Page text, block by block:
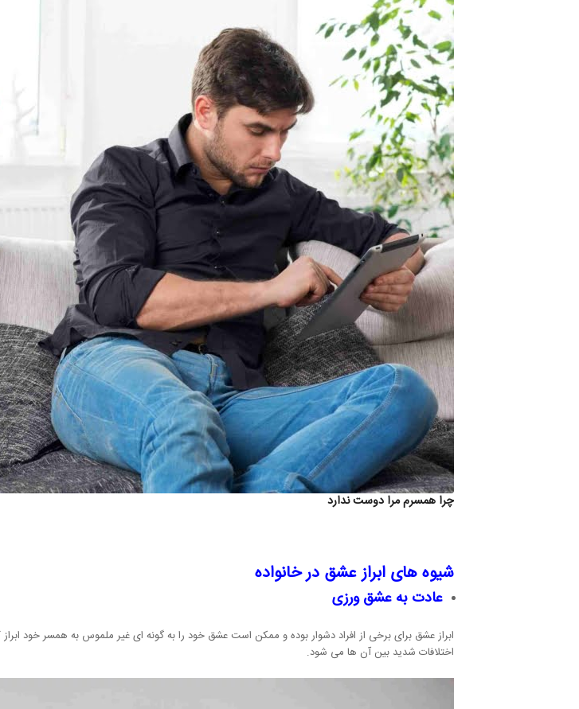
چرا همسرم مرا دوست ندارد
شیوه های ابراز عشق در خانواده
عادت به عشق ورزی
ابراز عشق برای برخی از افراد دشوار بوده و ممکن است عشق خود را به گونه ای غیر ملموس به همسر خود
اختلافات شدید بین آن ها می شود.